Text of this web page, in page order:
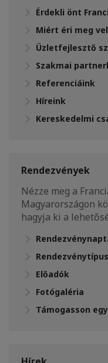
Érdekli önt
Miért éri meg
Üzletfejlesztő
Szakmai
Referenciáink
Híreink
Kereskedelmi
Rendezvények
Nézze meg a
Magyarországon
hagyja ki a
Előadók
Fotógaléria
Támogasson